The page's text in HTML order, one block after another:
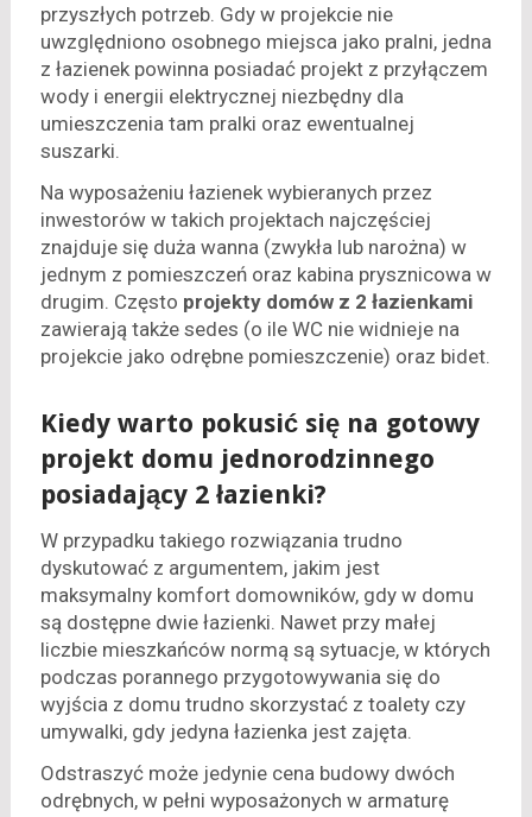
przyszłych potrzeb. Gdy w projekcie nie
uwzględniono osobnego miejsca jako pralni, jedna
z łazienek powinna posiadać projekt z przyłączem
wody i energii elektrycznej niezbędny dla
umieszczenia tam pralki oraz ewentualnej
suszarki.
Na wyposażeniu łazienek wybieranych przez
inwestorów w takich projektach najczęściej
znajduje się duża wanna (zwykła lub narożna) w
jednym z pomieszczeń oraz kabina prysznicowa w
drugim. Często projekty domów z 2 łazienkami
zawierają także sedes (o ile WC nie widnieje na
projekcie jako odrębne pomieszczenie) oraz bidet.
Kiedy warto pokusić się na gotowy
projekt domu jednorodzinnego
posiadający 2 łazienki?
W przypadku takiego rozwiązania trudno
dyskutować z argumentem, jakim jest
maksymalny komfort domowników, gdy w domu
są dostępne dwie łazienki. Nawet przy małej
liczbie mieszkańców normą są sytuacje, w których
podczas porannego przygotowywania się do
wyjścia z domu trudno skorzystać z toalety czy
umywalki, gdy jedyna łazienka jest zajęta.
Odstraszyć może jedynie cena budowy dwóch
odrębnych, w pełni wyposażonych w armaturę